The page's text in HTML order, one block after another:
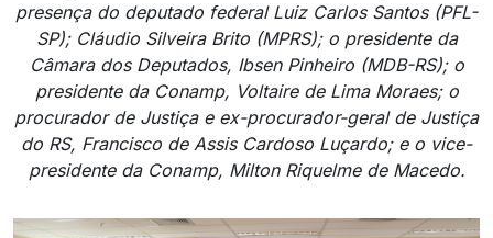
presença do deputado federal Luiz Carlos Santos (PFL-
SP); Cláudio Silveira Brito (MPRS); o presidente da
Câmara dos Deputados, Ibsen Pinheiro (MDB-RS); o
presidente da Conamp, Voltaire de Lima Moraes; o
procurador de Justiça e ex-procurador-geral de Justiça
do RS, Francisco de Assis Cardoso Luçardo; e o vice-
presidente da Conamp, Milton Riquelme de Macedo.